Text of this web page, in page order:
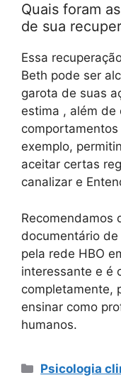
Quais foram
de sua
Essa
Beth pode ser
garota de suas
estima , além de
exemplo,
aceitar certas
canalizar e
Recomendamos
documentário
pela rede HBO
interessante e é
completamente,
ensinar como
humanos.
Categorias
Psicologia